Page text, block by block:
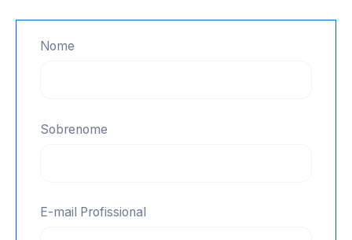
Nome
Sobrenome
E-mail Profissional